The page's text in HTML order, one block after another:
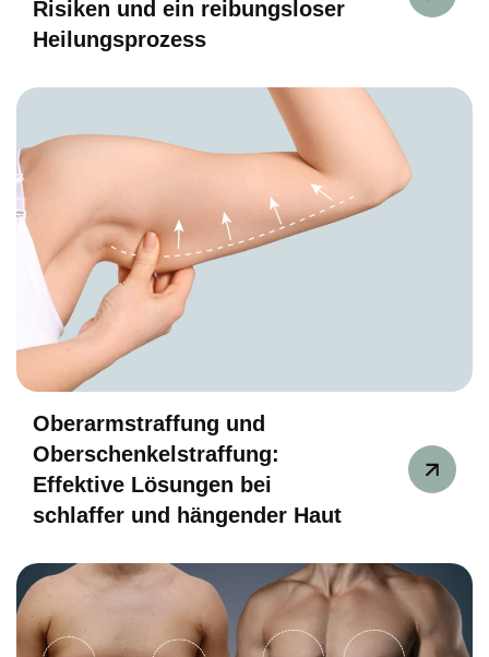
Risiken und ein reibungsloser
Heilungsprozess
Oberarmstraffung und
Oberschenkelstraffung:
Effektive Lösungen bei
schlaffer und hängender Haut